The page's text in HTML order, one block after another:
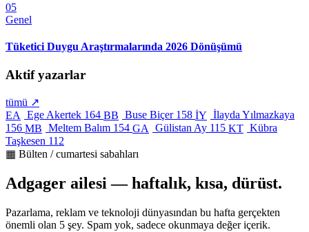
05
Genel
Tüketici Duygu Araştırmalarında 2026 Dönüşümü
Aktif yazarlar
tümü ↗
EA
Ege Akertek 164 BB Buse Biçer 158 İY İlayda Yılmazkaya
156 MB Meltem Balım 154 GA Gülistan Ay 115 KT Kübra
Taşkesen 112
▦ Bülten / cumartesi sabahları
Adgager ailesi — haftalık, kısa, dürüst.
Pazarlama, reklam ve teknoloji dünyasından bu hafta gerçekten
önemli olan 5 şey. Spam yok, sadece okunmaya değer içerik.